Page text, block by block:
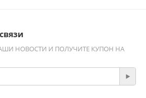
НОВОСТИ И ПОЛУЧИТЕ КУПОН НА